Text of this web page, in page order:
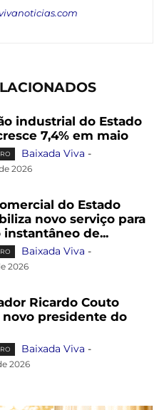
industrial do Estado
7,4% em maio
Baixada Viva -
2026
do Estado
novo serviço para
instantâneo de...
Baixada Viva -
2026
Ricardo Couto
novo presidente do
Baixada Viva -
2026